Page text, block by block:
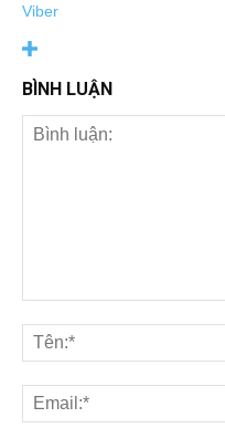
Viber
BÌNH LUẬN